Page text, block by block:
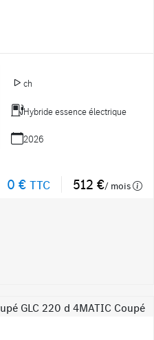
ch
Hybride essence électrique
2026
0 € TTC 512 €/ mois